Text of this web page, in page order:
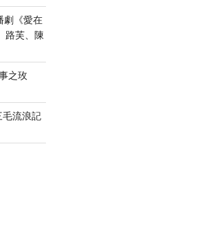
劇《愛在
路芙、陳
之玫
流浪記